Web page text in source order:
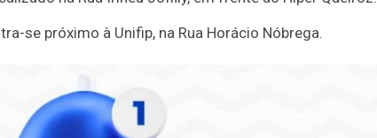
se próximo à Unifip, na Rua Horácio Nóbrega.